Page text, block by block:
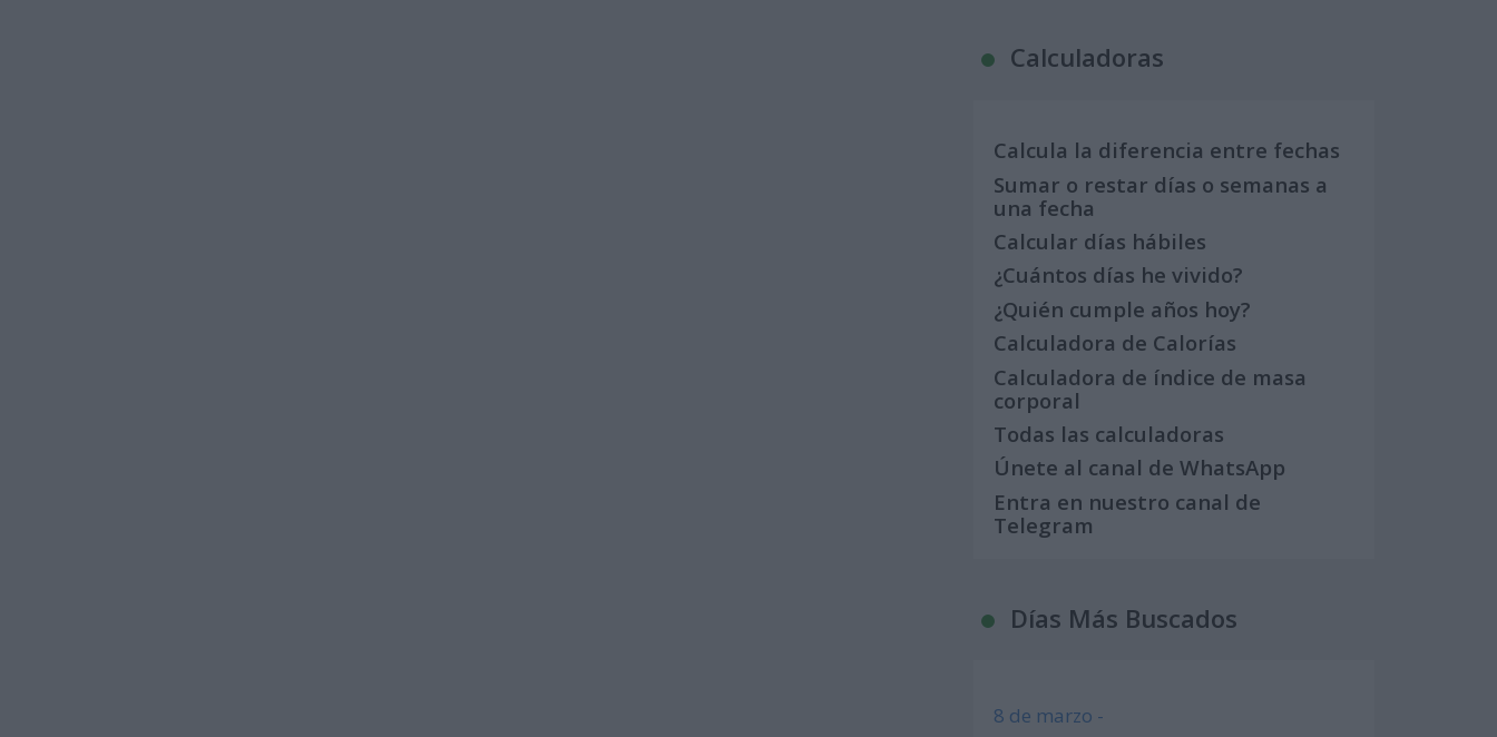
Calculadoras
Calcula la diferencia entre fechas
Sumar o restar días o semanas a
una fecha
Calcular días hábiles
¿Cuántos días he vivido?
¿Quién cumple años hoy?
Calculadora de Calorías
Calculadora de índice de masa
corporal
Todas las calculadoras
Únete al canal de WhatsApp
Entra en nuestro canal de
Telegram
Días Más Buscados
8 de marzo -